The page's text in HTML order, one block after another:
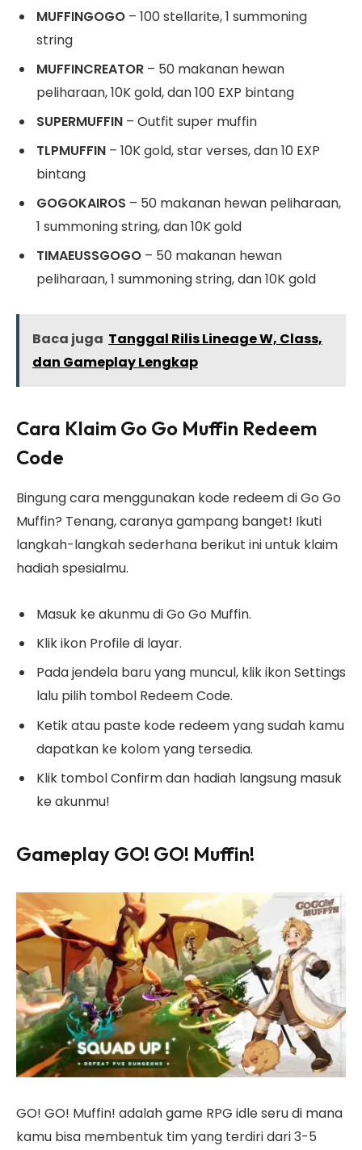
MUFFINGOGO – 100 stellarite, 1 summoning
string
MUFFINCREATOR – 50 makanan hewan
peliharaan, 10K gold, dan 100 EXP bintang
SUPERMUFFIN – Outfit super muffin
TLPMUFFIN – 10K gold, star verses, dan 10 EXP
bintang
GOGOKAIROS – 50 makanan hewan peliharaan,
1 summoning string, dan 10K gold
TIMAEUSSGOGO – 50 makanan hewan
peliharaan, 1 summoning string, dan 10K gold
Baca juga Tanggal Rilis Lineage W, Class,
dan Gameplay Lengkap
Cara Klaim Go Go Muffin Redeem
Code
Bingung cara menggunakan kode redeem di Go Go
Muffin? Tenang, caranya gampang banget! Ikuti
langkah-langkah sederhana berikut ini untuk klaim
hadiah spesialmu.
Masuk ke akunmu di Go Go Muffin.
Klik ikon Profile di layar.
Pada jendela baru yang muncul, klik ikon Settings
lalu pilih tombol Redeem Code.
Ketik atau paste kode redeem yang sudah kamu
dapatkan ke kolom yang tersedia.
Klik tombol Confirm dan hadiah langsung masuk
ke akunmu!
Gameplay GO! GO! Muffin!
GO! GO! Muffin! adalah game RPG idle seru di mana
kamu bisa membentuk tim yang terdiri dari 3-5